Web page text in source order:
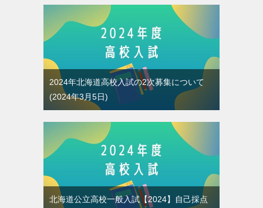
2024年北海道高校入試の2次募集について
2024年3月5日
北海道公立高校一般入試【2024】自己採点